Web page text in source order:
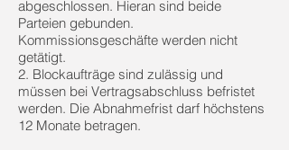
abgeschlossen. Hieran sind beide
Parteien gebunden.
Kommissionsgeschäfte werden nicht
getätigt.
2. Blockaufträge sind zulässig und
müssen bei Vertragsabschluss befristet
werden. Die Abnahmefrist darf höchstens
12 Monate betragen.